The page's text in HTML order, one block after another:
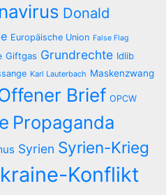
Donald
Europäische Union False Flag
Giftgas Grundrechte Idlib
Karl Lauterbach Maskenzwang
Brief OPCW
Propaganda
Syrien Syrien-Krieg
Konflikt